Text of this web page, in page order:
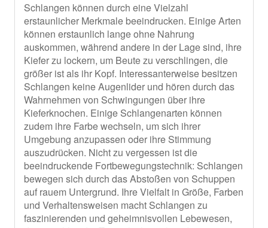
Schlangen können durch eine Vielzahl
erstaunlicher Merkmale beeindrucken. Einige Arten
können erstaunlich lange ohne Nahrung
auskommen, während andere in der Lage sind, ihre
Kiefer zu lockern, um Beute zu verschlingen, die
größer ist als ihr Kopf. Interessanterweise besitzen
Schlangen keine Augenlider und hören durch das
Wahrnehmen von Schwingungen über ihre
Kieferknochen. Einige Schlangenarten können
zudem ihre Farbe wechseln, um sich ihrer
Umgebung anzupassen oder ihre Stimmung
auszudrücken. Nicht zu vergessen ist die
beeindruckende Fortbewegungstechnik: Schlangen
bewegen sich durch das Abstoßen von Schuppen
auf rauem Untergrund. Ihre Vielfalt in Größe, Farben
und Verhaltensweisen macht Schlangen zu
faszinierenden und geheimnisvollen Lebewesen,